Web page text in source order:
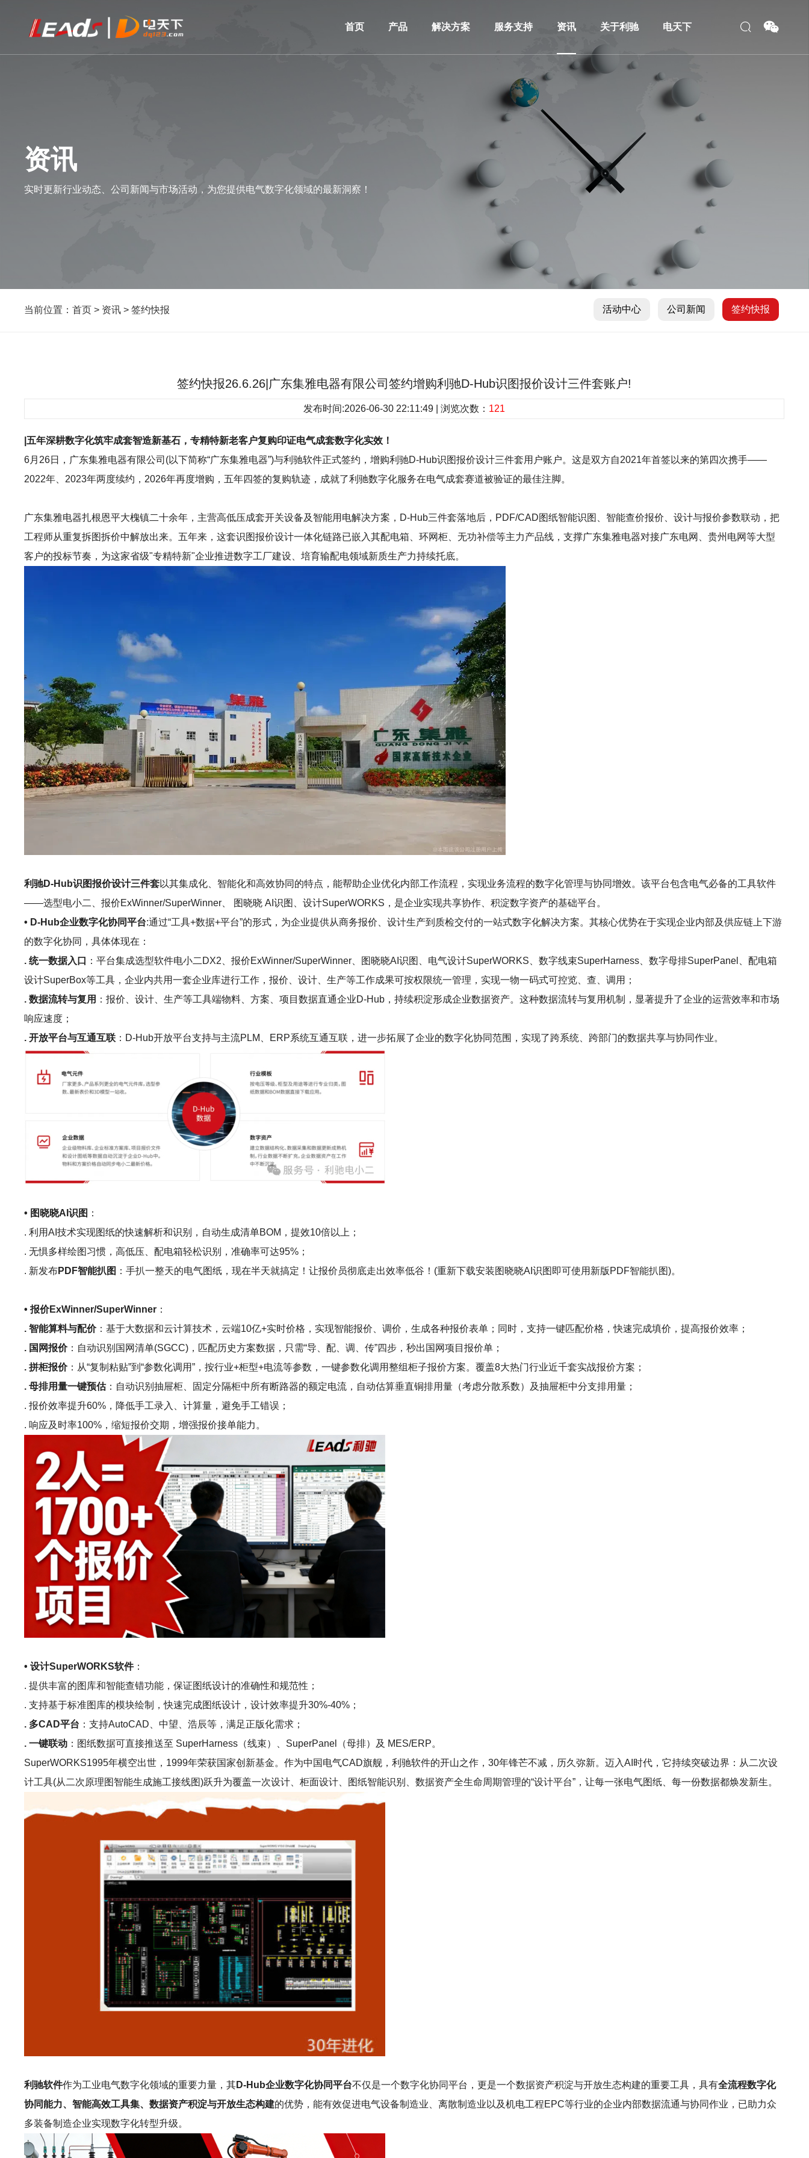
首页 产品 解决方案 服务支持 资讯 关于利驰 电天下
资讯
实时更新行业动态、公司新闻与市场活动，为您提供电气数字化领域的最新洞察！
当前位置：首页 > 资讯 >签约快报 活动中心 公司新闻 签约快报
签约快报26.6.26|广东集雅电器有限公司签约增购利驰D-Hub识图报价设计三件套账户!
发布时间:2026-06-30 22:11:49 | 浏览次数： 121
|五年深耕数字化筑牢成套智造新基石，专精特新老客户复购印证电气成套数字化实效！
6月26日，广东集雅电器有限公司(以下简称“广东集雅电器”)与利驰软件正式签约，增购利驰D-Hub识图报价设计三件套用户账户。这是双方自2021年首签以来的第四次携手——
2022年、2023年两度续约，2026年再度增购，五年四签的复购轨迹，成就了利驰数字化服务在电气成套赛道被验证的最佳注脚。
广东集雅电器扎根恩平大槐镇二十余年，主营高低压成套开关设备及智能用电解决方案，D-Hub三件套落地后，PDF/CAD图纸智能识图、智能查价报价、设计与报价参数联动，把
工程师从重复拆图拆价中解放出来。五年来，这套识图报价设计一体化链路已嵌入其配电箱、环网柜、无功补偿等主力产品线，支撑广东集雅电器对接广东电网、贵州电网等大型
客户的投标节奏，为这家省级"专精特新"企业推进数字工厂建设、培育输配电领域新质生产力持续托底。
利驰D-Hub识图报价设计三件套以其集成化、智能化和高效协同的特点，能帮助企业优化内部工作流程，实现业务流程的数字化管理与协同增效。该平台包含电气必备的工具软件
——选型电小二、报价ExWinner/SuperWinner、 图晓晓 AI识图、设计SuperWORKS，是企业实现共享协作、积淀数字资产的基础平台。
• D-Hub企业数字化协同平台:通过“工具+数据+平台”的形式，为企业提供从商务报价、设计生产到质检交付的一站式数字化解决方案。其核心优势在于实现企业内部及供应链上下游
的数字化协同，具体体现在：
. 统一数据入口
：平台集成选型软件电小二DX2、报价ExWinner/SuperWinner、图晓晓AI识图、电气设计SuperWORKS、数字线束SuperHarness、数字母排SuperPanel、配电箱
设计SuperBox等工具，企业内共用一套企业库进行工作，报价、设计、生产等工作成果可按权限统一管理，实现一物一码式可控览、查、调用；
. 数据流转与复用 ：报价、设计、生产等工具端物料、方案、项目数据直通企业D-Hub，持续积淀形成企业数据资产。这种数据流转与复用机制，显著提升了企业的运营效率和市场
响应速度；
. 开放平台与互通互联 ：D-Hub开放平台支持与主流PLM、ERP系统互通互联，进一步拓展了企业的数字化协同范围，实现了跨系统、跨部门的数据共享与协同作业。
• 图晓晓AI识图 ：
. 利用AI技术实现图纸的快速解析和识别，自动生成清单BOM，提效10倍以上；
. 无惧多样绘图习惯，高低压、配电箱轻松识别，准确率可达95%；
. 新发布PDF智能扒图 ：手扒一整天的电气图纸，现在半天就搞定！让报价员彻底走出效率低谷！(重新下载安装图晓晓AI识图即可使用新版PDF智能扒图)。
• 报价ExWinner/SuperWinner ：
. 智能算料与配价：基于大数据和云计算技术，云端10亿+实时价格，实现智能报价、调价，生成各种报价表单；同时，支持一键匹配价格，快速完成填价，提高报价效率；
. 国网报价：自动识别国网清单(SGCC)，匹配历史方案数据，只需“导、配、调、传”四步，秒出国网项目报价单；
. 拼柜报价：从“复制粘贴”到“参数化调用”，按行业+柜型+电流等参数，一键参数化调用整组柜子报价方案。覆盖8大热门行业近千套实战报价方案；
. 母排用量一键预估：自动识别抽屉柜、固定分隔柜中所有断路器的额定电流，自动估算垂直铜排用量（考虑分散系数）及抽屉柜中分支排用量；
. 报价效率提升60%，降低手工录入、计算量，避免手工错误；
. 响应及时率100%，缩短报价交期，增强报价接单能力。
• 设计SuperWORKS软件：
. 提供丰富的图库和智能查错功能，保证图纸设计的准确性和规范性；
. 支持基于标准图库的模块绘制，快速完成图纸设计，设计效率提升30%-40%；
. 多CAD平台 ：支持AutoCAD、中望、浩辰等，满足正版化需求；
. 一键联动 ：图纸数据可直接推送至 SuperHarness（线束）、SuperPanel（母排）及 MES/ERP。
SuperWORKS1995年横空出世，1999年荣获国家创新基金。作为中国电气CAD旗舰，利驰软件的开山之作，30年锋芒不减，历久弥新。迈入AI时代，它持续突破边界：从二次设
计工具(从二次原理图智能生成施工接线图)跃升为覆盖一次设计、柜面设计、图纸智能识别、数据资产全生命周期管理的“设计平台”，让每一张电气图纸、每一份数据都焕发新生。
利驰软件作为工业电气数字化领域的重要力量，其D-Hub企业数字化协同平台不仅是一个数字化协同平台，更是一个数据资产积淀与开放生态构建的重要工具，具有全流程数字化
协同能力、智能高效工具集、数据资产积淀与开放生态构建的优势，能有效促进电气设备制造业、离散制造业以及机电工程EPC等行业的企业内部数据流通与协同作业，已助力众
多装备制造企业实现数字化转型升级。